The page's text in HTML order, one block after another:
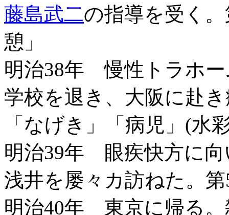
藤島武二の指導を受く
憩」
明治38年 慢性トラホー
学校を退き、大阪に赴
「なげき」「病児」(水
明治39年 眼疾快方に向
浅井を屡々カ訪ねた。
明治40年 東京に帰る。